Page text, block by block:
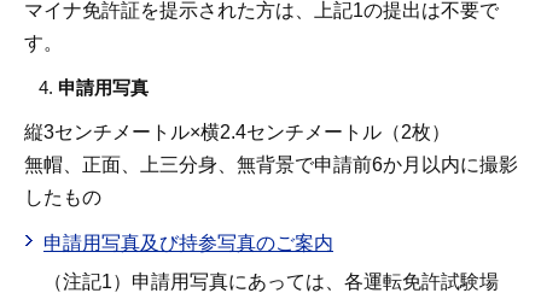
マイナ免許証を提示された方は、上記1の提出は不要で
す。
申請用写真
縦3センチメートル×横2.4センチメートル（2枚）
無帽、正面、上三分身、無背景で申請前6か月以内に撮影
したもの
申請用写真及び持参写真のご案内
（注記1）申請用写真にあっては、各運転免許試験場